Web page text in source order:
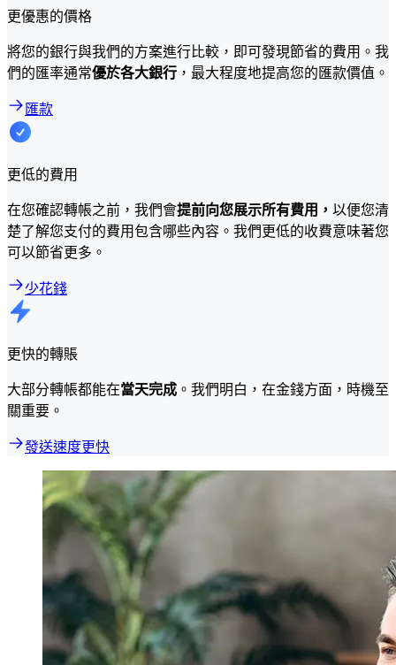
更優惠的價格
將您的銀行與我們的方案進行比較，即可發現節省的費用。我
們的匯率通常優於各大銀行 ，最大程度地提高您的匯款價值。
匯款
更低的費用
在您確認轉帳之前，我們會提前向您展示所有費用， 以便您清
楚了解您支付的費用包含哪些內容。我們更低的收費意味著您
可以節省更多。
少花錢
更快的轉賬
大部分轉帳都能在當天完成 。我們明白，在金錢方面，時機至
關重要。
發送速度更快